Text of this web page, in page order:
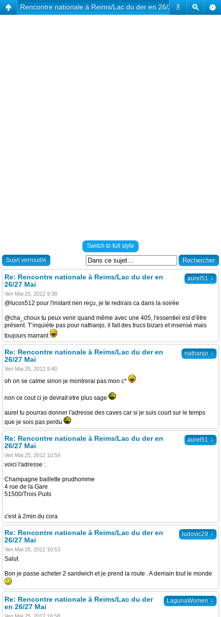
#
Rencontre nationale à Reims/Lac du der en 26/27 Mai
Switch to full style
Sujet verrouillé
aurel51 ↓
Re: Rencontre nationale à Reims/Lac du der en
26/27 Mai
Ven Mai 25, 2012 9:38
@lucos512 pour l'instant rien reçu, je te redirais ca dans la soirée
@cha_choux tu peux venir quand même avec une 405, l'essentiel est d’être
présent. T’inquiète pas pour nathanjo, il fait des trucs bizars et insensé mais
toujours marrant
nathanjo ↓
Re: Rencontre nationale à Reims/Lac du der en
26/27 Mai
Ven Mai 25, 2012 9:40
oh on se calme sinon je montrerai pas mon c*
non ce cout ci je devrait etre plus sage
aurel tu pourras donner l'adresse des caves car si je suis court sur le temps
que je sois pas perdu
aurel51 ↓
Re: Rencontre nationale à Reims/Lac du der en
26/27 Mai
Ven Mai 25, 2012 10:59
voici l'adresse :
Champagne baillette prudhomme
4 rue de la Gare
51500/Trois Puits
c'est à 2min du cora
ludovic29 ↓
Re: Rencontre nationale à Reims/Lac du der en
26/27 Mai
Ven Mai 25, 2012 16:53
Salut
Bon je passe acheter 2 sandwich et je prend la route . A demain tout le monde
LagunaWomen ↓
Re: Rencontre nationale à Reims/Lac du der
en 26/27 Mai